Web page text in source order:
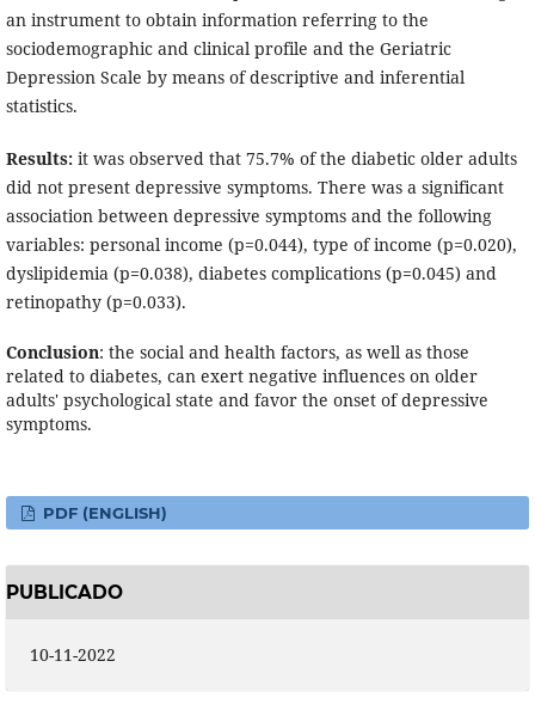
an instrument to obtain information referring to the
sociodemographic and clinical profile and the Geriatric
Depression Scale by means of descriptive and inferential
statistics.
Results:it was observed that 75.7% of the diabetic older adults
did not present depressive symptoms. There was a significant
association between depressive symptoms and the following
variables: personal income (p=0.044), type of income (p=0.020),
dyslipidemia (p=0.038), diabetes complications (p=0.045) and
retinopathy (p=0.033).
Conclusion: the social and health factors, as well as those
related to diabetes, can exert negative influences on older
adults' psychological state and favor the onset of depressive
symptoms.
PDF (ENGLISH)
PUBLICADO
10-11-2022